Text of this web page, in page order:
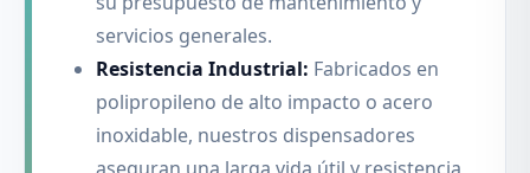
servicios generales.
Resistencia Industrial: Fabricados en
polipropileno de alto impacto o acero
inoxidable, nuestros dispensadores